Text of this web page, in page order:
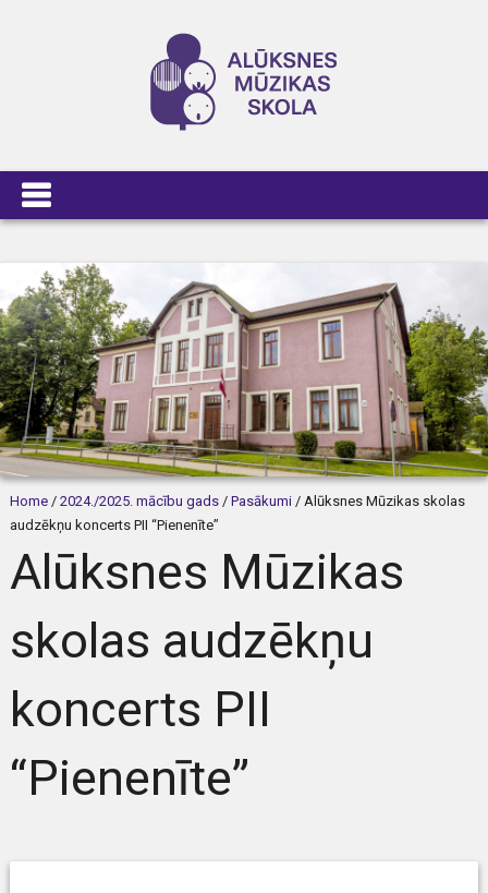
Home/ 2024./2025. mācību gads/ Pasākumi/ Alūksnes Mūzikas skolas
audzēkņu koncerts PII “Pienenīte”
Alūksnes Mūzikas
skolas audzēkņu
koncerts PII
“Pienenīte”